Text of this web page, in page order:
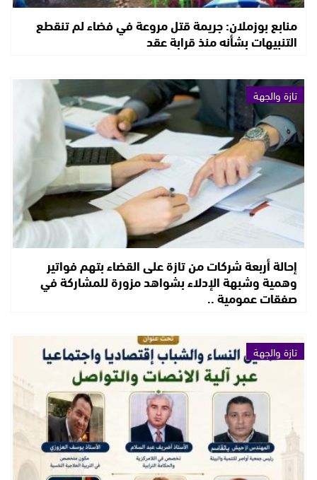
منابع بوزملان: جريمة قتل مروعة في فضاء لم تنقطع
التنبيهات بشأنه منذ قرابة عقد
تازة والجهة
إحالة أربعة شركات من تازة على القضاء بتهم فواتير
وهمية وشبهة الإدلاء بشواهد مزورة للمشاركة في
صفقات عمومية ..
تازة والجهة